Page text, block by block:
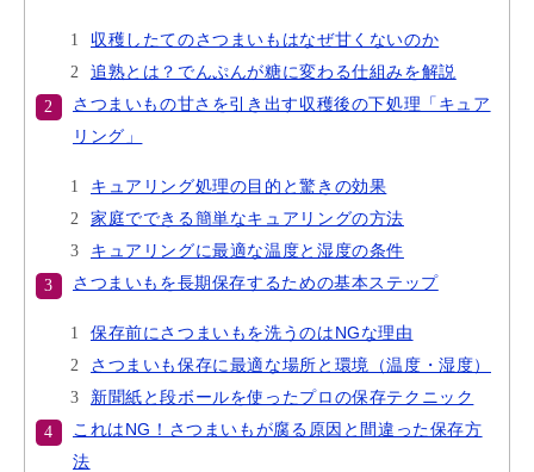
収穫したてのさつまいもはなぜ甘くないのか
追熟とは？でんぷんが糖に変わる仕組みを解説
さつまいもの甘さを引き出す収穫後の下処理「キュア
リング」
キュアリング処理の目的と驚きの効果
家庭でできる簡単なキュアリングの方法
キュアリングに最適な温度と湿度の条件
さつまいもを長期保存するための基本ステップ
保存前にさつまいもを洗うのはNGな理由
さつまいも保存に最適な場所と環境（温度・湿度）
新聞紙と段ボールを使ったプロの保存テクニック
これはNG！さつまいもが腐る原因と間違った保存方
法